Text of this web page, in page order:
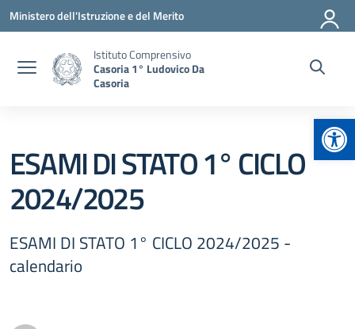
Vai ai contenuti
Vai al menu di navigazione
Vai al footer
Ministero dell'Istruzione e del Merito
Istituto Comprensivo
Casoria 1° Ludovico Da
Casoria
ESAMI DI STATO 1° CICLO
2024/2025
ESAMI DI STATO 1° CICLO 2024/2025 -
calendario